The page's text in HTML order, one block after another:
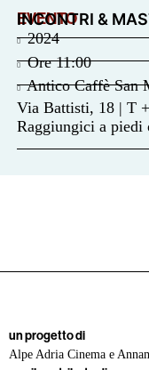
EVENTO
INCONTRI &
2024
Ore11:00
Antico Caffè San
Via Battisti, 18 | T
Raggiungici a piedi
un progetto di
Alpe Adria Cinema e